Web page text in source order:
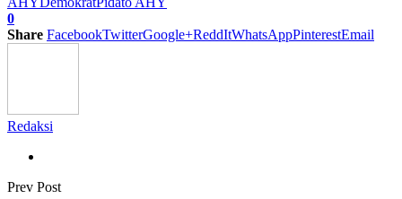
0
Share FacebookTwitterGoogle+ReddItWhatsAppPinterestEmail
Redaksi
Prev Post